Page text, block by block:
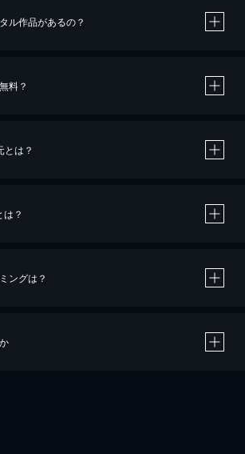
ル作品があるの？
料？
とは？
、クレジットカード決済による作品の購入 / レンタルです。
よる作品の購入 / レンタルは、20％のポイント還元です。
？
ングは？